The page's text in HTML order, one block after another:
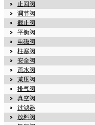
止回阀
调节阀
截止阀
平衡阀
电磁阀
柱塞阀
安全阀
疏水阀
减压阀
排气阀
真空阀
过滤器
放料阀